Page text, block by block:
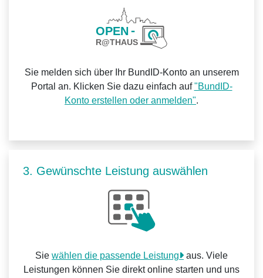
Sie melden sich über Ihr BundID-Konto an unserem
Portal an. Klicken Sie dazu einfach auf"BundID-
Konto erstellen oder anmelden".
3. Gewünschte Leistung auswählen
Sie wählen die passende Leistung
aus. Viele
Leistungen können Sie direkt online starten und uns